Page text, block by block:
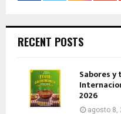
RECENT POSTS
Sabores
2026
agosto 8,